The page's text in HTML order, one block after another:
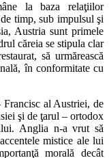
la baza relaţiilor
timp, sub impulsul şi
Austria sunt primele
căreia se stipula clar
să urmărească
în conformitate cu
Francisc al Austriei, de
şi de ţarul – ortodox
Anglia n-a vrut să
mistice ale lui
morală decât